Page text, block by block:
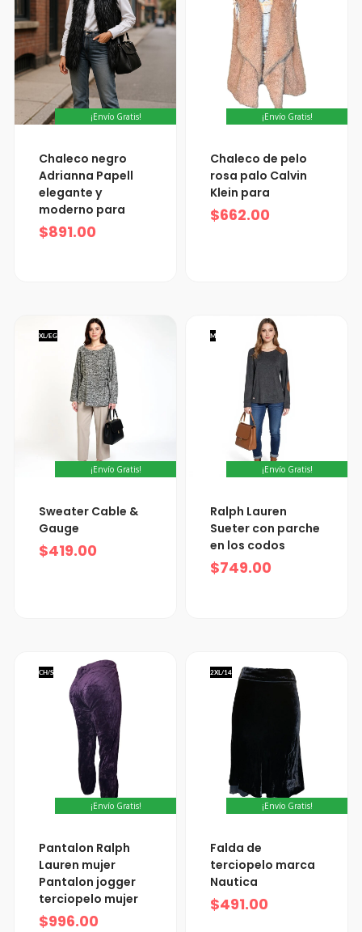
¡Envío Gratis!
Chaleco negro
Adrianna Papell
elegante y
moderno para
$891.00
¡Envío Gratis!
Chaleco de pelo
rosa palo Calvin
Klein para
$662.00
XL/EG
¡Envío Gratis!
Sweater Cable &
Gauge
$419.00
M
¡Envío Gratis!
Ralph Lauren
Sueter con parche
en los codos
$749.00
CH/S
¡Envío Gratis!
Pantalon Ralph
Lauren mujer
Pantalon jogger
terciopelo mujer
$996.00
2XL/14
¡Envío Gratis!
Falda de
terciopelo marca
Nautica
$491.00